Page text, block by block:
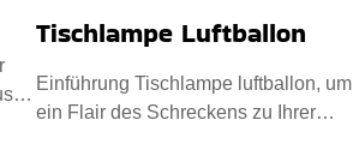
Tischlampe Luftballon
Einführung Tischlampe luftballon, um
ein Flair des Schreckens zu Ihrer